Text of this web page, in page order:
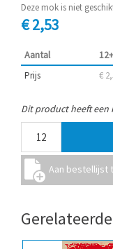
Deze mok is niet
€ 2,53
Aantal 12+
Prijs €
Dit product heeft een